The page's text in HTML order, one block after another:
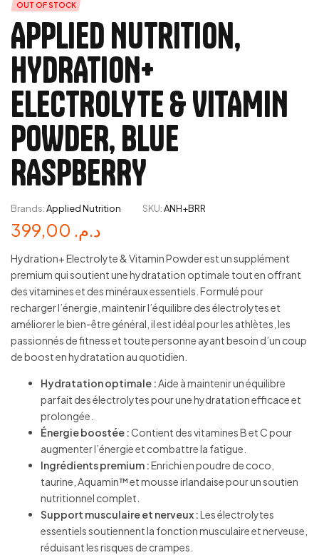
OUT OF STOCK
Applied Nutrition,
HYDRATION+
ELECTROLYTE & VITAMIN
POWDER, BLUE
RASPBERRY
Brands:Applied Nutrition SKU:ANH+BRR
د.م.
Hydration+ Electrolyte & Vitamin Powder est un supplément
premium qui soutient une hydratation optimale tout en offrant
des vitamines et des minéraux essentiels. Formulé pour
recharger l’énergie, maintenir l’équilibre des électrolytes et
améliorer le bien-être général, il est idéal pour les athlètes, les
passionnés de fitness et toute personne ayant besoin d’un coup
de boost en hydratation au quotidien.
Hydratation optimale :Aide à maintenir un équilibre
parfait des électrolytes pour une hydratation efficace et
prolongée.
Énergie boostée :Contient des vitamines B et C pour
augmenter l’énergie et combattre la fatigue.
Ingrédients premium :Enrichi en poudre de coco,
taurine, Aquamin™ et mousse irlandaise pour un soutien
nutritionnel complet.
Support musculaire et nerveux :Les électrolytes
essentiels soutiennent la fonction musculaire et nerveuse,
réduisant les risques de crampes.